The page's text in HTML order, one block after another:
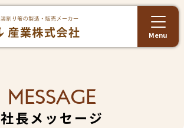
Menu
MESSAGE
社長メッセージ